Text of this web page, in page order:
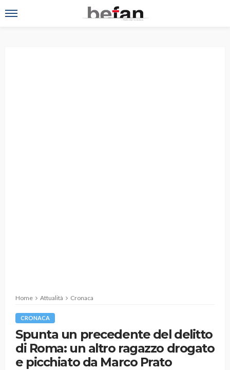
Home Attualità Cronaca
CRONACA
Spunta un precedente del delitto
di Roma: un altro ragazzo drogato
e picchiato da Marco Prato